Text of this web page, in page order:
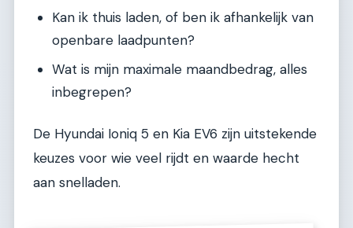
Kan ik thuis laden, of ben ik afhankelijk van
openbare laadpunten?
Wat is mijn maximale maandbedrag, alles
inbegrepen?
De Hyundai Ioniq 5 en Kia EV6 zijn uitstekende
keuzes voor wie veel rijdt en waarde hecht
aan snelladen.